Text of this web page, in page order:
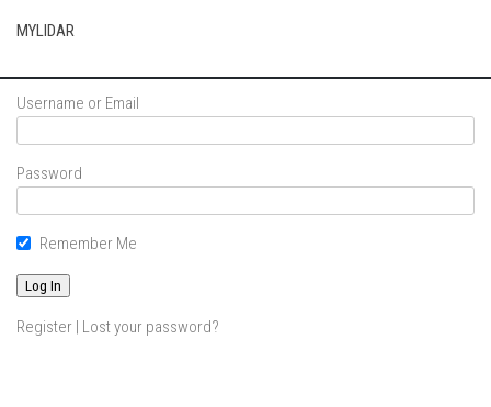
MYLIDAR
Username or Email
Password
Remember Me
Register | Lost your password?